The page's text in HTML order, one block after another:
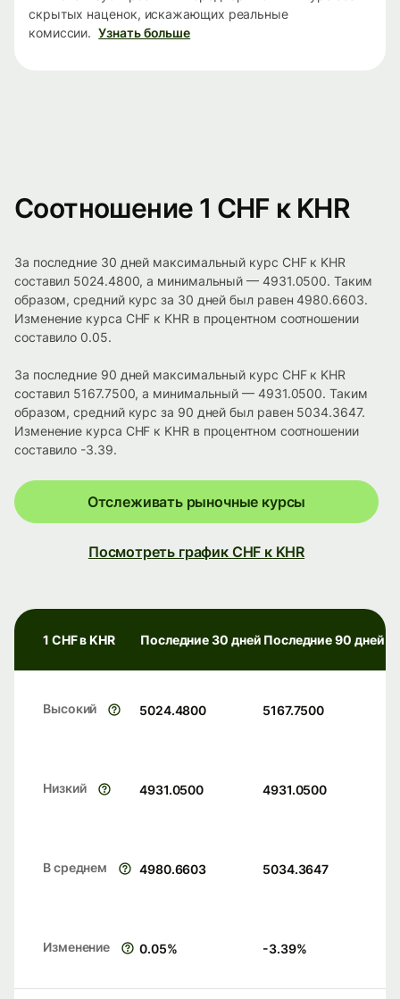
скрытых наценок, искажающих реальные
комиссии. Узнать больше
Соотношение 1 CHF к KHR
За последние 30 дней максимальный курс CHF к KHR
составил 5024.4800, а минимальный — 4931.0500. Таким
образом, средний курс за 30 дней был равен 4980.6603.
Изменение курса CHF к KHR в процентном соотношении
составило 0.05.
За последние 90 дней максимальный курс CHF к KHR
составил 5167.7500, а минимальный — 4931.0500. Таким
образом, средний курс за 90 дней был равен 5034.3647.
Изменение курса CHF к KHR в процентном соотношении
составило -3.39.
Отслеживать рыночные курсы
Посмотреть график CHF к KHR
1 CHF в KHR Последние 30 дней Последние 90 дней
Высокий 5024.4800 5167.7500
Низкий 4931.0500 4931.0500
В среднем 4980.6603 5034.3647
Изменение 0.05% -3.39%